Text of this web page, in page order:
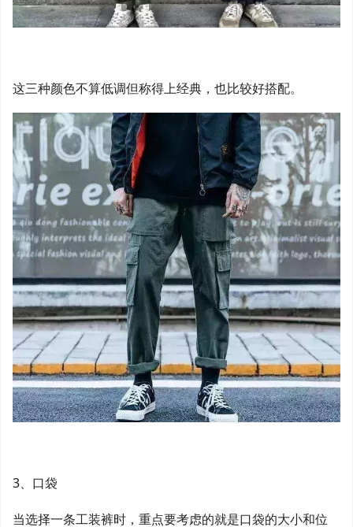
这三种颜色不算低调但称得上经典，也比较好搭配。
3、口袋
当选择一条工装裤时，重点要考虑的就是口袋的大小和位